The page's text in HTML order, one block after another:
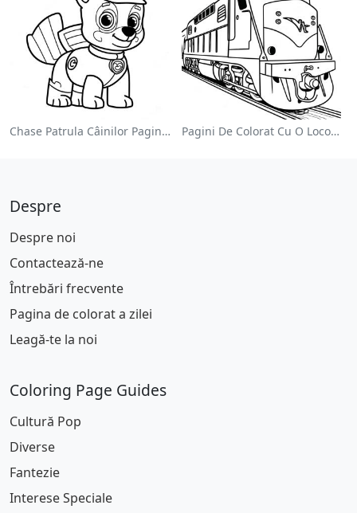
Chase Patrula Câinilor Pagina De Colorat Pagini De Colorat Cu O Locomotivă Colorată
Despre
Despre noi
Contactează-ne
Întrebări frecvente
Pagina de colorat a zilei
Leagă-te la noi
Coloring Page Guides
Cultură Pop
Diverse
Fantezie
Interese Speciale